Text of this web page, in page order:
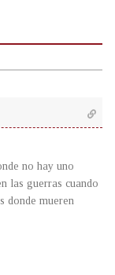
no hay uno
las guerras cuando
donde mueren